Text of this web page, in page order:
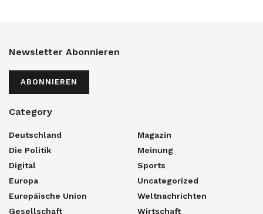
Newsletter Abonnieren
ABONNIEREN
Category
Deutschland
Die Politik
Digital
Europa
Europäische Union
Gesellschaft
Magazin
Meinung
Sports
Uncategorized
Weltnachrichten
Wirtschaft